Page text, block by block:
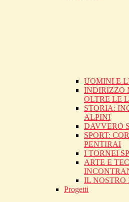
UOMINI E
INDIRIZZO
OLTRE LE
STORIA:
ALPINI
DAVVERO
SPORT:
PENTIRAI
I TORNEI
ARTE E
IL NOSTRO
Progetti